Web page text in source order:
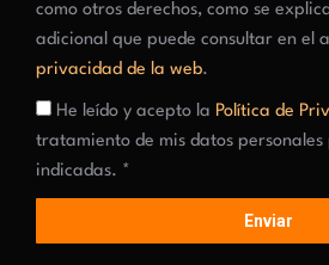
como otros derechos, como se
adicional que puede consultar en el
privacidad de la web.
He leído y acepto la Política de
tratamiento de mis datos
indicadas. *
Enviar